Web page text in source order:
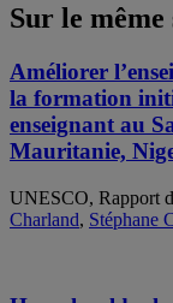
Sur le même
Améliorer
la formation
enseignant au
Mauritanie,
UNESCO, Rapport
Charland, Stéphane